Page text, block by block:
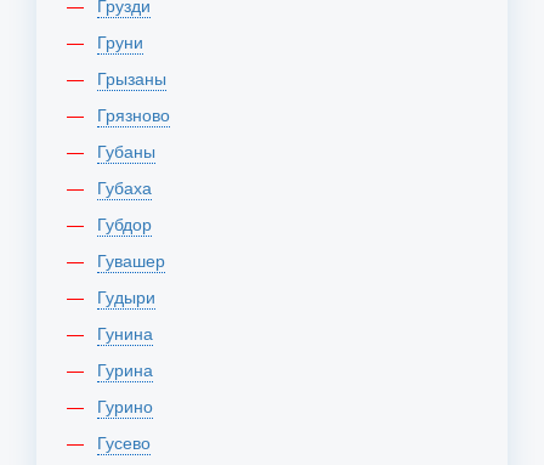
Грузди
Груни
Грызаны
Грязново
Губаны
Губаха
Губдор
Гувашер
Гудыри
Гунина
Гурина
Гурино
Гусево